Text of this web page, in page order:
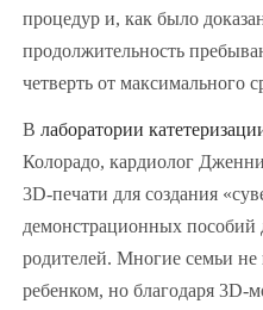
процедур и, как было
продолжительность
четверть от максимального
В лаборатории
Колорадо, кардиолог
3D-печати для создания
демонстрационных пособий
родителей. Многие семьи
ребенком, но благодаря 3D-